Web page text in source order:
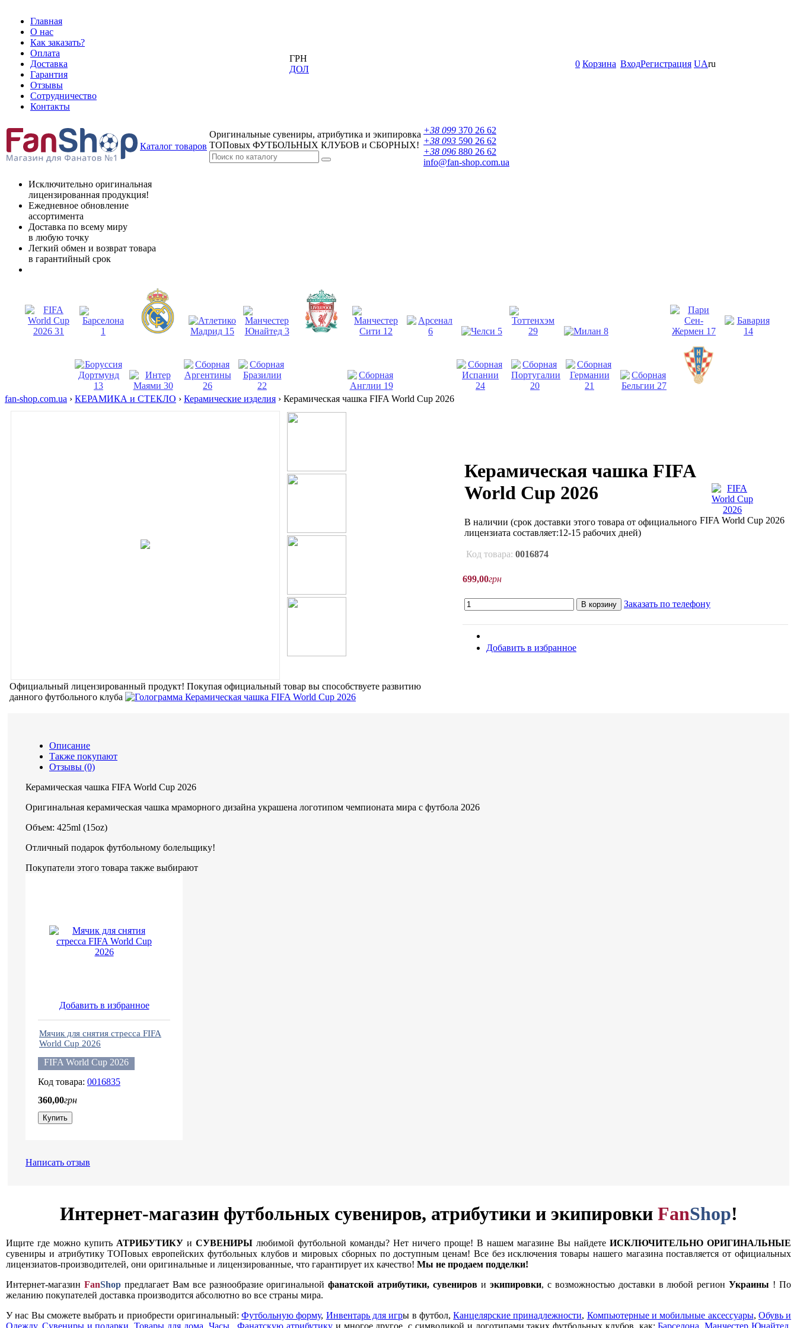
Главная
О нас
Как заказать?
Оплата
Доставка
Гарантия
Отзывы
Сотрудничество
Контакты
ГРН
ДОЛ
0 Корзина ВходРегистрация UAru
Каталог товаров
Оригинальные сувениры, атрибутика и экипировка
ТОПовых ФУТБОЛЬНЫХ КЛУБОВ и СБОРНЫХ!
+38 099 370 26 62
+38 093 590 26 62
+38 096 880 26 62
info@fan-shop.com.ua
Исключительно оригинальная
лицензированная продукция!
Ежедневное обновление
ассортимента
Доставка по всему миру
в любую точку
Легкий обмен и возврат товара
в гарантийный срок
fan-shop.com.ua › КЕРАМИКА и СТЕКЛО › Керамические изделия › Керамическая чашка FIFA World Cup 2026
Официальный лицензированный продукт! Покупая официальный товар вы способствуете развитию
данного футбольного клуба
Керамическая чашка FIFA
World Cup 2026
В наличии (срок доставки этого товара от официального
лицензиата составляет:12-15 рабочих дней)
Код товара: 0016874
FIFA World Cup 2026
699,00грн
В корзину Заказать по телефону
Добавить в избранное
Описание
Также покупают
Отзывы (0)
Керамическая чашка FIFA World Cup 2026
Оригинальная керамическая чашка мраморного дизайна украшена логотипом чемпионата мира с футбола 2026
Объем: 425ml (15oz)
Отличный подарок футбольному болельщику!
Покупатели этого товара также выбирают
Добавить в избранное
Мячик для снятия стресса FIFA
World Cup 2026
FIFA World Cup 2026
0016835
360,00грн
Купить
Написать отзыв
Интернет-магазин футбольных сувениров, атрибутики и экипировки FanShop!
Ищите где можно купить АТРИБУТИКУ и СУВЕНИРЫ любимой футбольной команды? Нет ничего проще! В нашем магазине Вы найдете ИСКЛЮЧИТЕЛЬНО ОРИГИНАЛЬНЫЕ
сувениры и атрибутику ТОПовых европейских футбольных клубов и мировых сборных по доступным ценам! Все без исключения товары нашего магазина поставляется от официальных
лицензиатов-производителей, они оригинальные и лицензированные, что гарантирует их качество! Мы не продаем подделки!
Интернет-магазин FanShopпредлагает Вам все разнообразие оригинальнойфанатской атрибутики, сувениров и экипировки, с возможностью доставки в любой регионУкраины ! По
желанию покупателей доставка производится абсолютно во все страны мира.
У нас Вы сможете выбрать и приобрести оригинальный:Футбольную форму, Инвентарь для игры в футбол,Канцелярские принадлежности, Компьютерные и мобильные аксессуары, Обувь и
Одежду, Сувениры и подарки ,Товары для дома Часы, Фанатскую атрибутикуи многое другое, с символикой и логотипами таких футбольных клубов, как:Барселона ,Манчестер Юнайтед